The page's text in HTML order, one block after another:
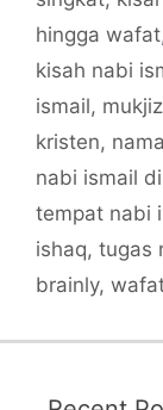
hingga wafat
kisah nabi
ismail,
kristen,
nabi ismail
tempat nabi
ishaq, tugas
brainly,